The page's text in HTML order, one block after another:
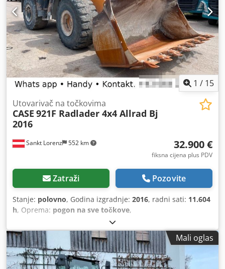
1 / 15
Sankt Lorenz 552 km
Utovarivač na točkovima
CASE 921F Radlader 4x4 Allrad Bj
2016
32.900 €
fiksna cijena plus PDV
Zatraži Pozovite
Stanje: polovno, Godina izgradnje: 2016, radni sati: 11.604
h, Oprema: pogon na sve točkove,
Mali oglas